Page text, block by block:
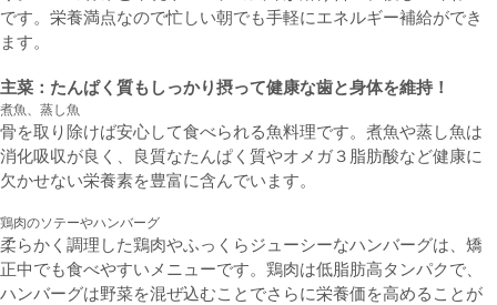
です。栄養満点なので忙しい朝でも手軽にエネルギー補給ができ
ます。
主菜：たんぱく質もしっかり摂って健康な歯と身体を維持！
煮魚、蒸し魚
骨を取り除けば安心して食べられる魚料理です。煮魚や蒸し魚は
消化吸収が良く、良質なたんぱく質やオメガ３脂肪酸など健康に
欠かせない栄養素を豊富に含んでいます。
鶏肉のソテーやハンバーグ
柔らかく調理した鶏肉やふっくらジューシーなハンバーグは、矯
正中でも食べやすいメニューです。鶏肉は低脂肪高タンパクで、
ハンバーグは野菜を混ぜ込むことでさらに栄養価を高めることが